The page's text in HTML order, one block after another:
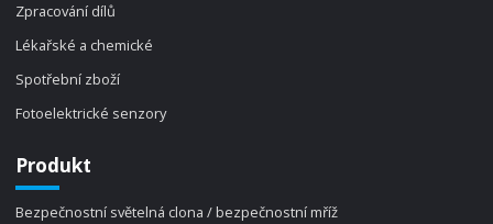
Zpracování dílů
Lékařské a chemické
Spotřební zboží
Fotoelektrické senzory
Produkt
Bezpečnostní světelná clona / bezpečnostní mříž